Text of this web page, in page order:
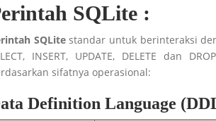
SQLite :
SQLitestandar untuk berinteraksi
INSERT, UPDATE, DELETE dan
sifatnya operasional:
Definition Language